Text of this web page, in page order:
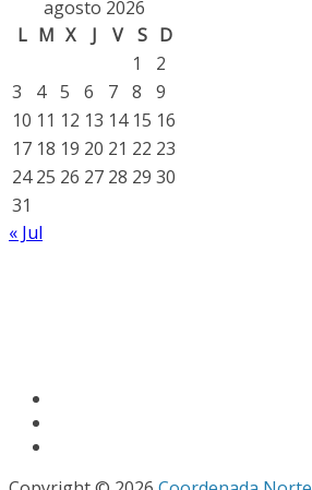
agosto 2026
L M X J V S D
1
2
3
4 5 6 7 8
9
10 11 12 13 14 15 16
17 18 19 20 21 22 23
24 25 26 27 28 29 30
31
« Jul